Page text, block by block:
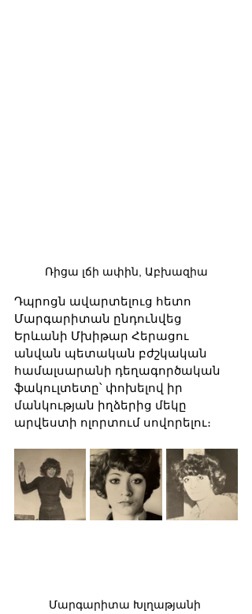
Ռիցա լճի ափին, Աբխազիա
Դպրոցն ավարտելուց հետո
Մարգարիտան ընդունվեց
Երևանի Մխիթար Հերացու
անվան պետական բժշկական
համալսարանի դեղագործական
ֆակուլտետը՝ փոխելով իր
մանկության իղձերից մեկը
արվեստի ոլորտում սովորելու։
Մարգարիտա Խլղաթյանի